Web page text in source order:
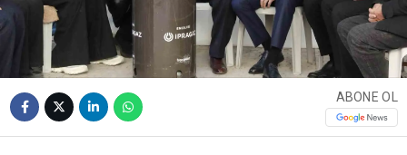
ABONE OL